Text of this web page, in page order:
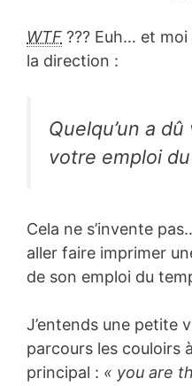
WTF ??? Euh… et
la direction :
Quelqu’un a
votre emploi
Cela ne s’invente
aller faire imprimer
de son emploi du
J’entends une petite
parcours les couloirs
principal : « you are